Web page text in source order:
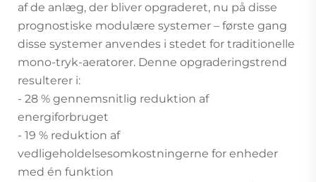
af de anlæg, der bliver opgraderet, nu på disse
prognostiske modulære systemer – første gang
disse systemer anvendes i stedet for traditionelle
mono-tryk-aeratorer. Denne opgraderingstrend
resulterer i:
- 28 % gennemsnitlig reduktion af
energiforbruget
- 19 % reduktion af
vedligeholdelsesomkostningerne for enheder
med én funktion